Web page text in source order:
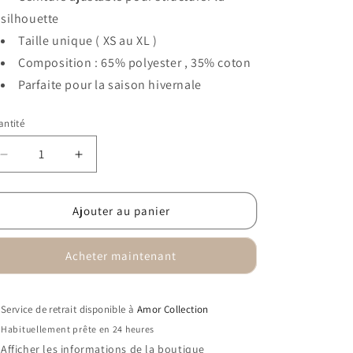
silhouette
Taille unique ( XS au XL )
Composition : 65% polyester , 35% coton
Parfaite pour la saison hivernale
Réduire
la
quantité
Cape
Augmenter
la
quantité
de
Cape
Ajouter au panier
Acheter maintenant
Service de retrait disponible à Amor Collection
Habituellement prête en 24 heures
Afficher les informations de la boutique